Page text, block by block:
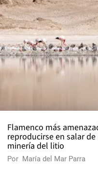
Flamenco más
reproducirse en salar
minería del litio
Por María del Mar Parra